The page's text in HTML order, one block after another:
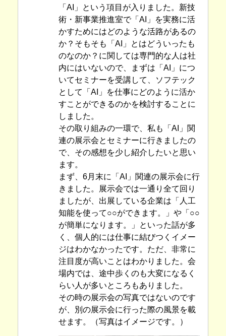
「AI」という項目が入りました。新技
術・新事業推進室で「AI」を実務に活
かすためにはどのような活路があるの
か？そもそも「AI」とはどういったも
のなのか？に関しては専門的な人は社
内にはいないので、まずは「AI」につ
いてセミナーを受講して、ソフテック
として「AI」を仕事にどのように活か
すことができるのかを検討することに
しました。
その取り組みの一環で、私も「AI」関
連の展示会とセミナーに行きましたの
で、その感想を少し紹介したいと思い
ます。
まず、6月末に「AI」関連の展示会に行
きました。展示会では一通り全て回り
ましたが、出展している企業は「人工
知能を使って○○ができます。」や「○○
が簡単になります。」といった話が多
く、個人的には仕事に結びつくイメー
ジはわかなかったです。ただ、非常に
注目度が高いことはわかりました。会
場内では、途中歩くのも大変になるく
らい人が多いところもありました。
その時の展示会の写真ではないのです
が、別の展示会に行った際の風景を載
せます。（写真はイメージです。）